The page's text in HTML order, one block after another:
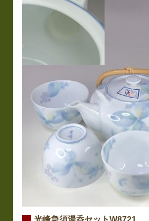
光峰急須湯呑セットW8721